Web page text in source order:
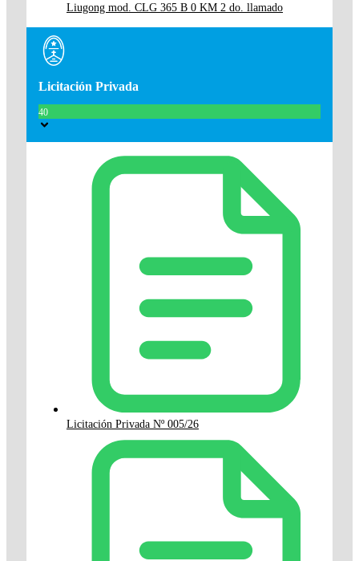
Liugong mod. CLG 365 B 0 KM 2 do. llamado
Licitación Privada
40
Licitación Privada Nº 005/26